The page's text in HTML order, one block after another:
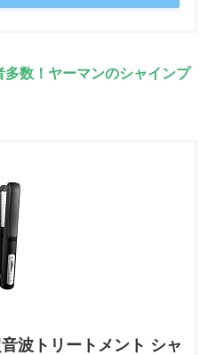
数！ヤーマンのシャインプ
波トリートメント シャ